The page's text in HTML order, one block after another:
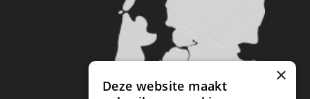
×
Deze website maakt